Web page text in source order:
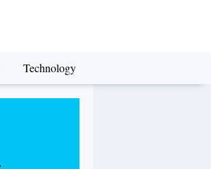
Technology